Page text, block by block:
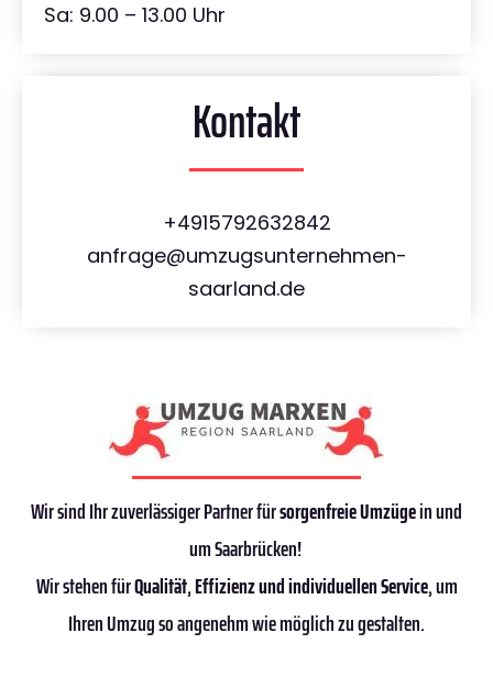
Sa: 9.00 – 13.00 Uhr
Kontakt
+4915792632842
anfrage@umzugsunternehmen-
saarland.de
Wir sind Ihr zuverlässiger Partner fürsorgenfreie Umzügein und
um Saarbrücken!
Wir stehen fürQualität,Effizienzund individuellen Service, um
Ihren Umzug so angenehm wie möglich zu gestalten.